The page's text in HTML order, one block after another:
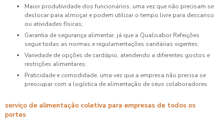
Maior produtividade dos funcionários, uma vez que não precisam se
deslocar para almoçar e podem utilizar o tempo livre para descanso
ou atividades físicas;
Garantia de segurança alimentar, já que a Qualisabor Refeições
segue todas as normas e regulamentações sanitárias vigentes;
Variedade de opções de cardápio, atendendo a diferentes gostos e
restrições alimentares;
Praticidade e comodidade, uma vez que a empresa não precisa se
preocupar com a logística de alimentação de seus colaboradores.
serviço de alimentação coletiva para empresas de todos os
portes